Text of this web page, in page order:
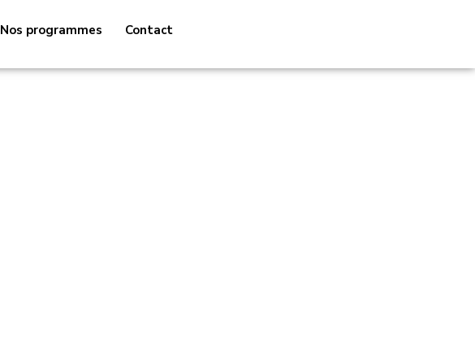
Nos programmes Contact